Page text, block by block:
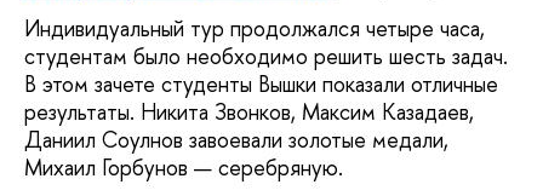
Индивидуальный тур продолжался четыре часа,
студентам было необходимо решить шесть задач.
В этом зачете студенты Вышки показали отличные
результаты. Никита Звонков, Максим Казадаев,
Даниил Соулнов завоевали золотые медали,
Михаил Горбунов — серебряную.